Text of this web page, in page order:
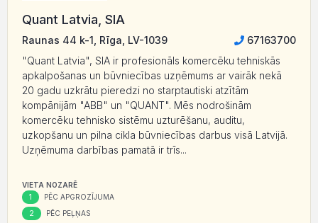
Quant Latvia, SIA
Raunas 44 k-1, Rīga, LV-1039
67163700
"Quant Latvia", SIA ir profesionāls komercēku tehniskās
apkalpošanas un būvniecības uzņēmums ar vairāk nekā
20 gadu uzkrātu pieredzi no starptautiski atzītām
kompānijām "ABB" un "QUANT". Mēs nodrošinām
komercēku tehnisko sistēmu uzturēšanu, auditu,
uzkopšanu un pilna cikla būvniecības darbus visā Latvijā.
Uzņēmuma darbības pamatā ir trīs...
VIETA NOZARĒ
1 PĒC APGROZĪJUMA
2 PĒC PEĻŅAS